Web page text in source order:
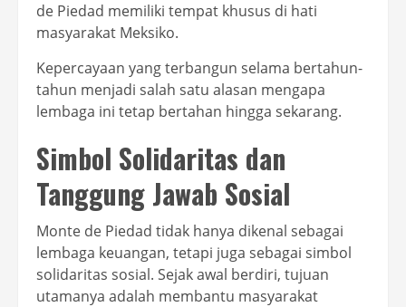
de Piedad memiliki tempat khusus di hati
masyarakat Meksiko.
Kepercayaan yang terbangun selama bertahun-
tahun menjadi salah satu alasan mengapa
lembaga ini tetap bertahan hingga sekarang.
Simbol Solidaritas dan
Tanggung Jawab Sosial
Monte de Piedad tidak hanya dikenal sebagai
lembaga keuangan, tetapi juga sebagai simbol
solidaritas sosial. Sejak awal berdiri, tujuan
utamanya adalah membantu masyarakat